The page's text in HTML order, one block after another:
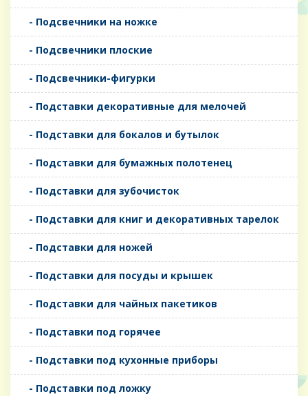
- Подсвечники на ножке
- Подсвечники плоские
- Подсвечники-фигурки
- Подставки декоративные для мелочей
- Подставки для бокалов и бутылок
- Подставки для бумажных полотенец
- Подставки для зубочисток
- Подставки для книг и декоративных тарелок
- Подставки для ножей
- Подставки для посуды и крышек
- Подставки для чайных пакетиков
- Подставки под горячее
- Подставки под кухонные приборы
- Подставки под ложку